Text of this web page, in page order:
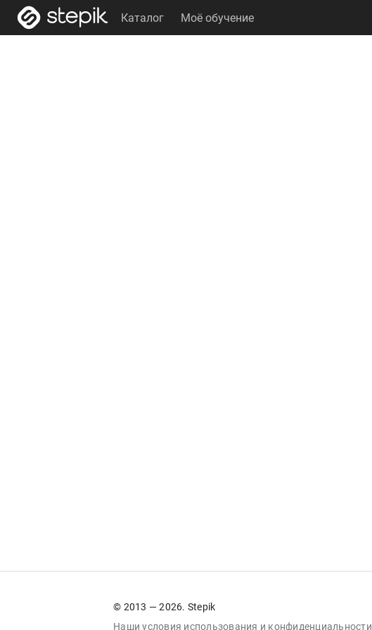
Каталог Моё обучение
© 2013 — 2026. Stepik
Наши условия использования и конфиденциальности